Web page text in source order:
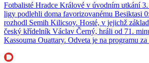
Fotbalisté Hradce Králové v úvodním utkání
ligy podlehli doma favorizovanému Besiktasi
rozhodl Semih Kilicsoy. Hosté, v jejichž
český křídelník Václav Černý, hráli od 71.
Kassouma Ouattary. Odveta je na programu